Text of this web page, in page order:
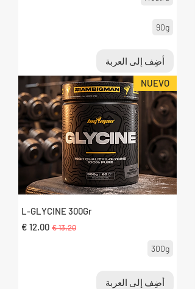
90g
أضِف إلى العربة
NUEVO
L-GLYCINE 300Gr
سعر عاديسعر البيع
300g
أضِف إلى العربة